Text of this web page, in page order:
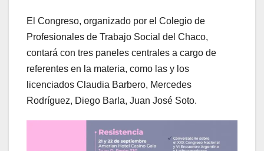
El Congreso, organizado por el Colegio de
Profesionales de Trabajo Social del Chaco,
contará con tres paneles centrales a cargo de
referentes en la materia, como las y los
licenciados Claudia Barbero, Mercedes
Rodríguez, Diego Barla, Juan José Soto.